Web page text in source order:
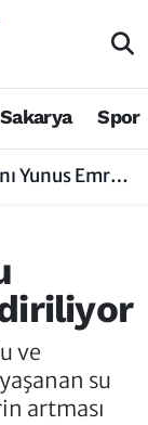
Sakarya Spor
Açıklamaya Tepki
ve
su
artması